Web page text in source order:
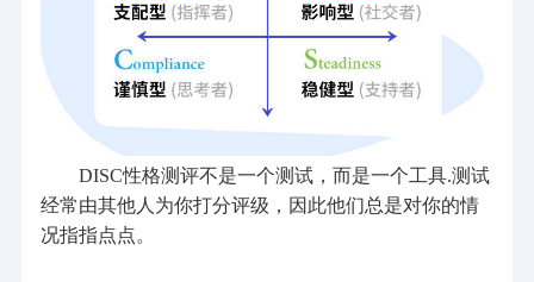
DISC性格测评不是一个测试，而是一个工具.测试
经常由其他人为你打分评级，因此他们总是对你的情
况指指点点。